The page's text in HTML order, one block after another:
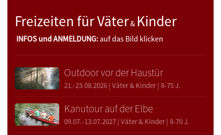
Freizeiten für Väter& Kinder
INFOS und ANMELDUNG: auf das Bild klicken
Outdoor vor der Haustür
21.-23.08.2026 | Väter & Kinder | 8-75 J.
Kanutour auf der Elbe
09.07.-13.07.2027 | Väter & Kinder | 8-70 J.